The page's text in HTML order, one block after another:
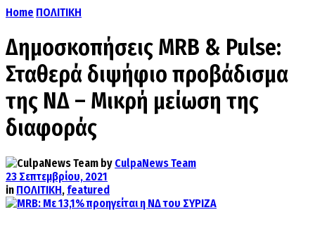
Home ΠΟΛΙΤΙΚΗ
Δημοσκοπήσεις ΜRΒ & Pulse:
Σταθερά διψήφιο προβάδισμα
της ΝΔ – Μικρή μείωση της
διαφοράς
by CulpaNews Team
23 Σεπτεμβρίου, 2021
in ΠΟΛΙΤΙΚΗ, featured